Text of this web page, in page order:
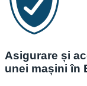
Asigurare și
unei mașini în